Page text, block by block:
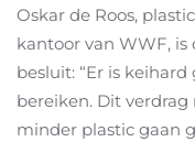
Oskar de Roos,
kantoor van WWF,
besluit: “Er is
bereiken. Dit
minder plastic gaan